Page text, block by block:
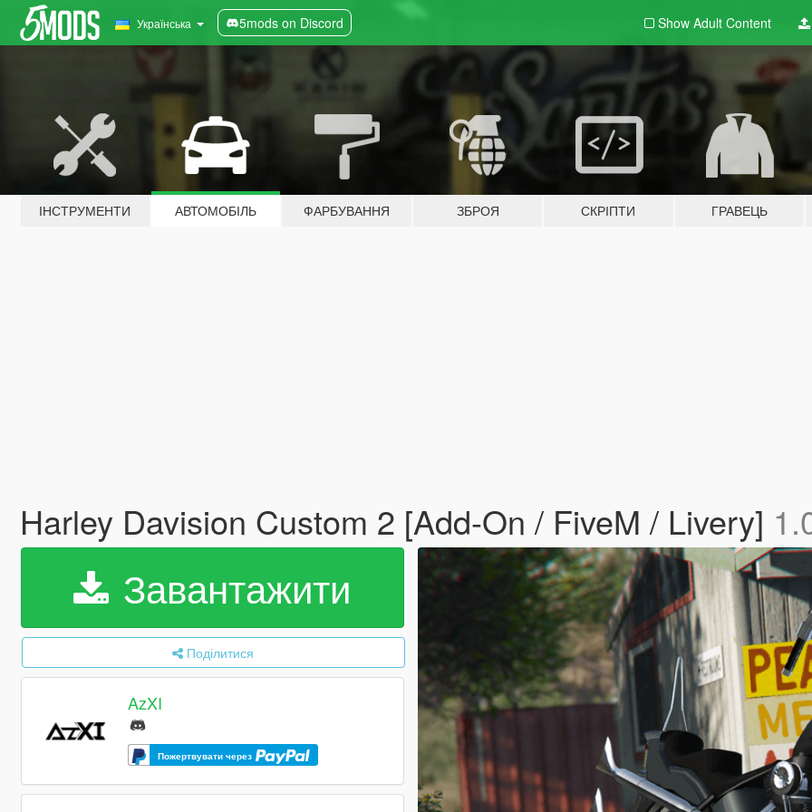
Українська 5mods on Discord Show Adult Content
ІНСТРУМЕНТИ АВТОМОБІЛЬ ФАРБУВАННЯ ЗБРОЯ СКРІПТИ ГРАВЕЦЬ
Harley Davision Custom 2 [Add-On / FiveM / Livery]
Завантажити
Поділитися
AzXI
Пожертвувати через